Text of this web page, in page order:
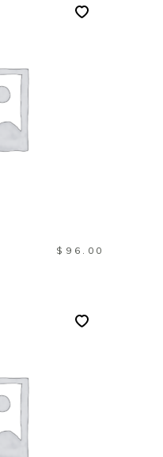
$ 96.00